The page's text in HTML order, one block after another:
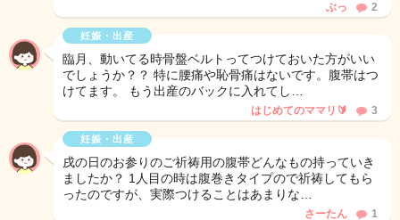
ぶっ 2
妊娠・出産
臨月、動いてる時骨盤ベルトってつけておいた方がいい
でしょうか？？ 特に腰痛や恥骨痛はないです。腹帯はつ
けてます。 もう出産のバックに入れてし…
はじめてのママリ🔰 3
妊娠・出産
戌の日のお参りのご祈祷用の腹帯どんなもの持っていき
ましたか？ 1人目の時は腹巻きタイプので祈祷してもら
ったのですが、実際つけることはあまりな…
さーたん 1